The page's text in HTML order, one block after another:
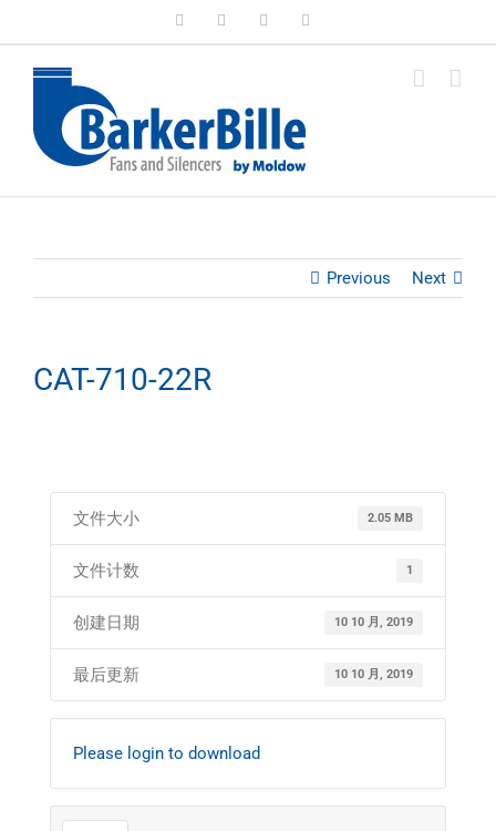
LinkedInFacebookInstagram
Previous Next
CAT-710-22R
文件大小 2.05 MB
文件计数 1
创建日期 10 10 月, 2019
最后更新 10 10 月, 2019
Please login to download